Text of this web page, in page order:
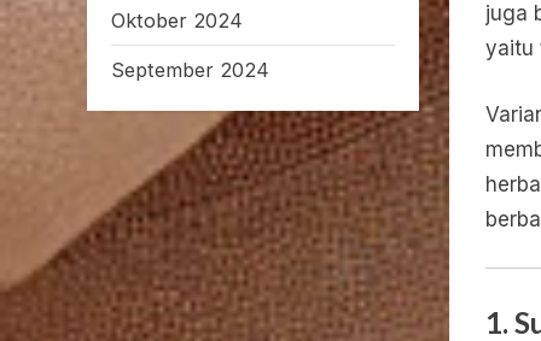
juga
yaitu
1.
Oktober 2024
September 2024